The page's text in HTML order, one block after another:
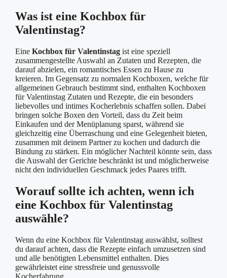
Was ist eine Kochbox für
Valentinstag?
Eine Kochbox für Valentinstagist eine speziell
zusammengestellte Auswahl an Zutaten und Rezepten, die
darauf abzielen, ein romantisches Essen zu Hause zu
kreieren. Im Gegensatz zu normalen Kochboxen, welche für
allgemeinen Gebrauch bestimmt sind, enthalten Kochboxen
für Valentinstag Zutaten und Rezepte, die ein besonders
liebevolles und intimes Kocherlebnis schaffen sollen. Dabei
bringen solche Boxen den Vorteil, dass du Zeit beim
Einkaufen und der Menüplanung sparst, während sie
gleichzeitig eine Überraschung und eine Gelegenheit bieten,
zusammen mit deinem Partner zu kochen und dadurch die
Bindung zu stärken. Ein möglicher Nachteil könnte sein, dass
die Auswahl der Gerichte beschränkt ist und möglicherweise
nicht den individuellen Geschmack jedes Paares trifft.
Worauf sollte ich achten, wenn ich
eine Kochbox für Valentinstag
auswähle?
Wenn du eine Kochbox für Valentinstag auswählst, solltest
du darauf achten, dass die Rezepte einfach umzusetzen sind
und alle benötigten Lebensmittel enthalten. Dies
gewährleistet eine stressfreie und genussvolle
Kocherfahrung.